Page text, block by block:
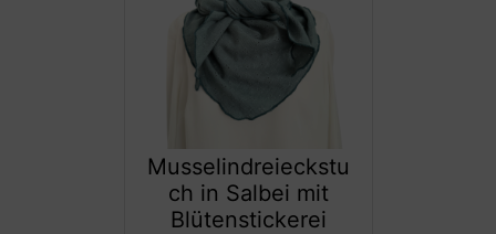
Musselindreieckstu
ch in Salbei mit
Blütenstickerei